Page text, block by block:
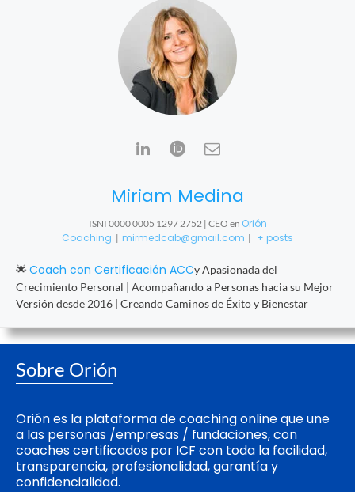
Miriam Medina
ISNI 0000 0005 1297 2752 | CEO en Orión
Coaching | mirmedcab@gmail.com | + posts
🌟 Coach con Certificación ACCy Apasionada del
Crecimiento Personal | Acompañando a Personas hacia su Mejor
Versión desde 2016 | Creando Caminos de Éxito y Bienestar
Sobre Orión
Orión es la plataforma de coaching online que une
a las personas /empresas / fundaciones, con
coaches certificados por ICF con toda la facilidad,
transparencia, profesionalidad, garantía y
confidencialidad.